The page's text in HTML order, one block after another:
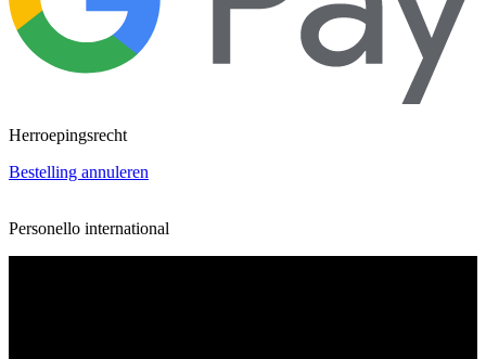
Herroepingsrecht
Bestelling annuleren
Personello international